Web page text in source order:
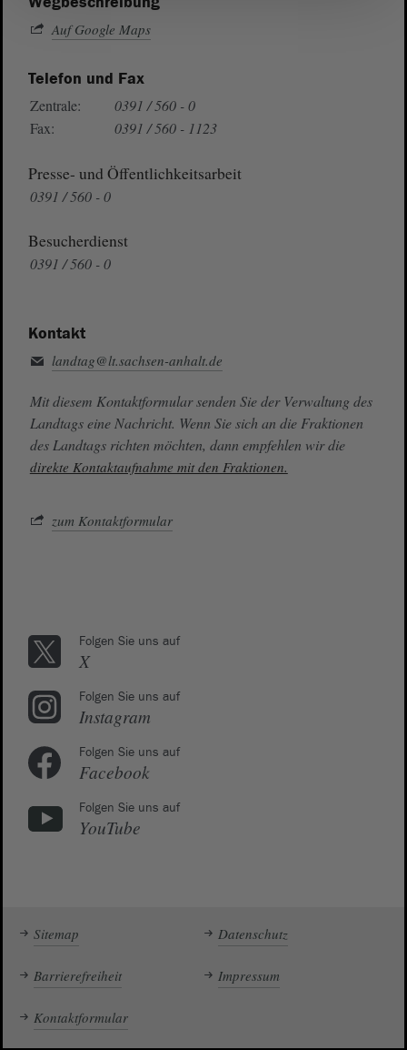
Auf Google Maps
Telefon und Fax
Zentrale:
0391 / 560 - 0
Fax:
0391 / 560 - 1123
Presse- und Öffentlichkeitsarbeit
0391 / 560 - 0
Besucherdienst
0391 / 560 - 0
Kontakt
landtag@lt.sachsen-anhalt.de
Mit diesem Kontaktformular senden Sie der Verwaltung des
Landtags eine Nachricht. Wenn Sie sich an die Fraktionen
des Landtags richten möchten, dann empfehlen wir die
direkte Kontaktaufnahme mit den Fraktionen.
zum Kontaktformular
Folgen Sie uns auf
X
Folgen Sie uns auf
Instagram
Folgen Sie uns auf
Facebook
Folgen Sie uns auf
YouTube
Sitemap Datenschutz
Barrierefreiheit Impressum
Kontaktformular